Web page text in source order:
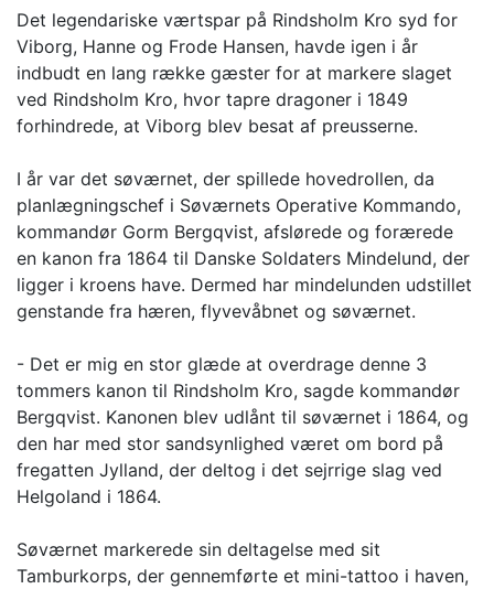
Det legendariske værtspar på Rindsholm Kro syd for
Viborg, Hanne og Frode Hansen, havde igen i år
indbudt en lang række gæster for at markere slaget
ved Rindsholm Kro, hvor tapre dragoner i 1849
forhindrede, at Viborg blev besat af preusserne.
I år var det søværnet, der spillede hovedrollen, da
planlægningschef i Søværnets Operative Kommando,
kommandør Gorm Bergqvist, afslørede og forærede
en kanon fra 1864 til Danske Soldaters Mindelund, der
ligger i kroens have. Dermed har mindelunden udstillet
genstande fra hæren, flyvevåbnet og søværnet.
- Det er mig en stor glæde at overdrage denne 3
tommers kanon til Rindsholm Kro, sagde kommandør
Bergqvist. Kanonen blev udlånt til søværnet i 1864, og
den har med stor sandsynlighed været om bord på
fregatten Jylland, der deltog i det sejrrige slag ved
Helgoland i 1864.
Søværnet markerede sin deltagelse med sit
Tamburkorps, der gennemførte et mini-tattoo i haven,